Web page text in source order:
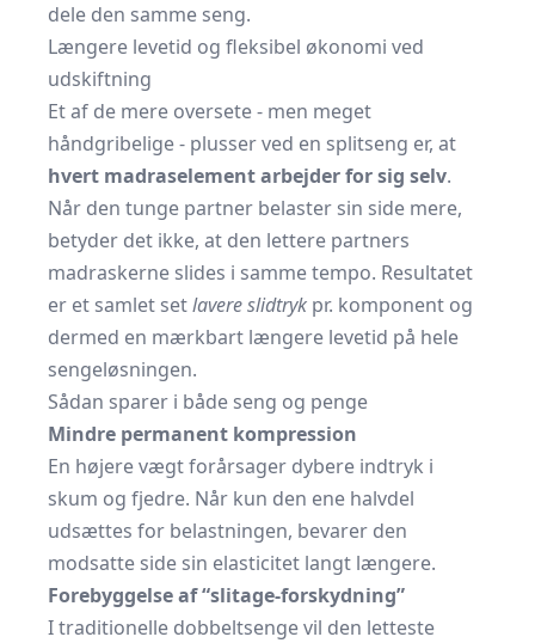
dele den samme seng.
Længere levetid og fleksibel økonomi ved
udskiftning
Et af de mere oversete - men meget
håndgribelige - plusser ved en splitseng er, at
hvert madraselement arbejder for sig selv.
Når den tunge partner belaster sin side mere,
betyder det ikke, at den lettere partners
madraskerne slides i samme tempo. Resultatet
er et samlet setlavere slidtryk pr. komponent og
dermed en mærkbart længere levetid på hele
sengeløsningen.
Sådan sparer i både seng og penge
Mindre permanent kompression
En højere vægt forårsager dybere indtryk i
skum og fjedre. Når kun den ene halvdel
udsættes for belastningen, bevarer den
modsatte side sin elasticitet langt længere.
Forebyggelse af “slitage-forskydning”
I traditionelle dobbeltsenge vil den letteste